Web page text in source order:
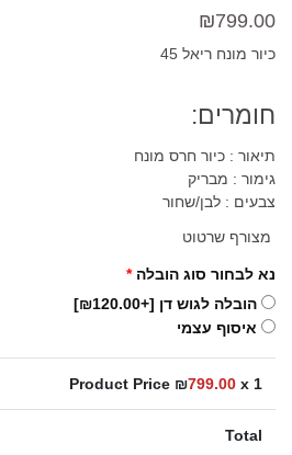
₪799.00
כיור מונח ריאל 45
חומרים:
תיאור : כיור חרס מונח
גימור : מבריק
צבעים : לבן/שחור
מצורף שרטוט
נא לבחור סוג הובלה *
הובלה לגוש דן [+₪120.00]
איסוף עצמי
Product Price ₪799.00 x 1
Total